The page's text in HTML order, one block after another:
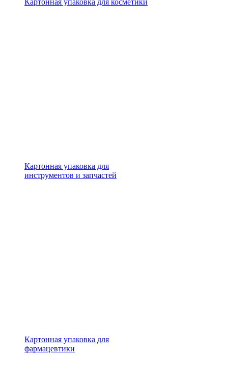
Картонная упаковка для
инструментов и запчастей
Картонная упаковка для
фармацевтики